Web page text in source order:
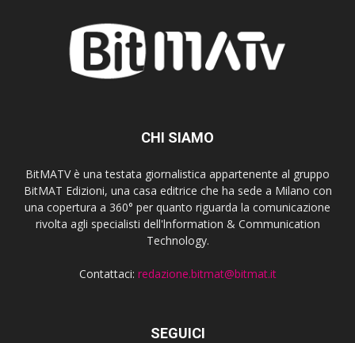
CHI SIAMO
BitMATV è una testata giornalistica appartenente al gruppo
BitMAT Edizioni, una casa editrice che ha sede a Milano con
una copertura a 360° per quanto riguarda la comunicazione
rivolta agli specialisti dell'lnformation & Communication
Technology.
Contattaci: redazione.bitmat@bitmat.it
SEGUICI